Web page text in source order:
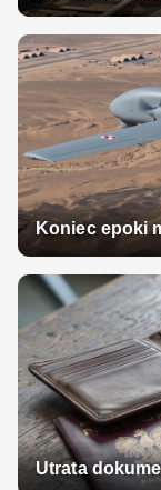
Koniec epoki
Utrata